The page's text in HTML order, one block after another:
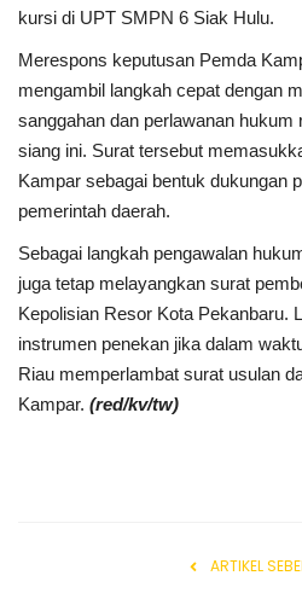
kursi di UPT SMPN 6 Siak Hulu.
Merespons keputusan Pemda
mengambil langkah cepat dengan
sanggahan dan perlawanan
siang ini. Surat tersebut
Kampar sebagai bentuk dukungan
pemerintah daerah.
Sebagai langkah pengawalan
juga tetap melayangkan surat
Kepolisian Resor Kota Pekanbaru.
instrumen penekan jika dalam
Riau memperlambat surat usulan
Kampar. (red/kv/tw)
ARTIKEL